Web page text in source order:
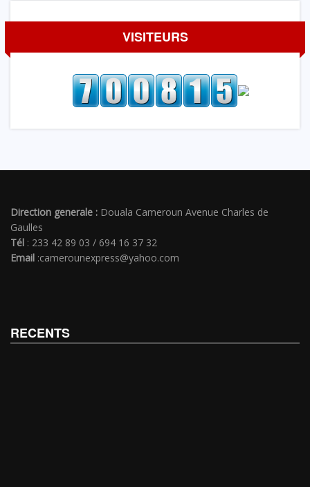
VISITEURS
Direction generale : Douala Cameroun Avenue Charles de
Gaulles
Tél : 233 42 89 03 / 694 16 37 32
Email :camerounexpress@yahoo.com
RECENTS